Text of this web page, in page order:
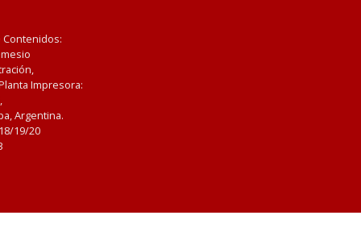
Impresora:
Argentina.
19/20